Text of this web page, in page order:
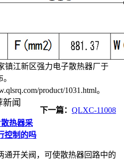
镇江新区强力电子散热器厂于
product/1031.html。
下一篇： QLXC-11008
新闻
热器采
控制的吗
通开关阀，可使散热器回路中的